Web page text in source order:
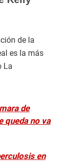
de la
es la más
La
de
queda no va
en